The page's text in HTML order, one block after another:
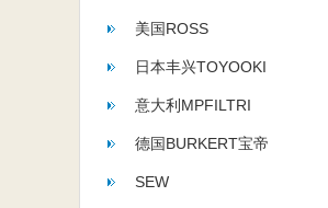
HENGSTLER
美国ROSS
日本丰兴TOYOOKI
意大利MPFILTRI
德国BURKERT宝帝
SEW